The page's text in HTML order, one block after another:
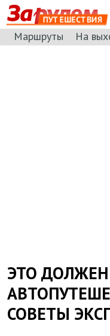
ПУТЕШЕСТВИЯ
Маршруты На
ЭТО
СОВЕТЫ